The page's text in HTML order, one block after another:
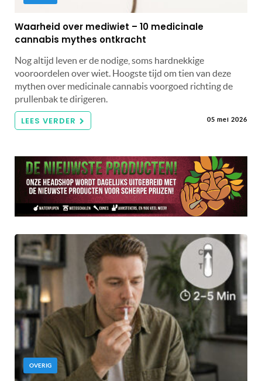
Waarheid over mediwiet – 10 medicinale
cannabis mythes ontkracht
Nog altijd leven er de nodige, soms hardnekkige
vooroordelen over wiet. Hoogste tijd om tien van deze
mythen over medicinale cannabis voorgoed richting de
prullenbak te dirigeren.
LEES VERDER 05 mei 2026
OVERIG